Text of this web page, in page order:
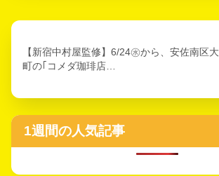
【新宿中村屋監修】6/24㊌から、安佐南区大
町の｢コメダ珈琲店…
1週間の人気記事